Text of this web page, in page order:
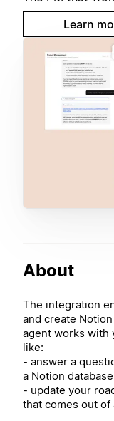
Learn
About
The integration
and create
agent works with
like:
- answer a
a Notion database
- update your
that comes out of